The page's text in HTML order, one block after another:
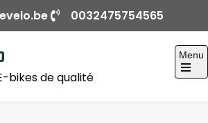
0032475754565
bikes de qualité
Menu
Open